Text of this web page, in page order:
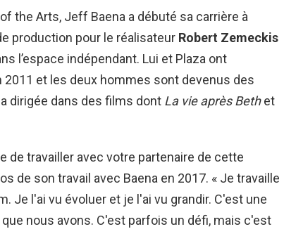
the Arts, Jeff Baena a débuté sa carrière à
production pour le réalisateur Robert Zemeckis
l’espace indépendant. Lui et Plaza ont
et les deux hommes sont devenus des
dirigée dans des films dont La vie après Bethet
de travailler avec votre partenaire de cette
de son travail avec Baena en 2017. « Je travaille
Je l'ai vu évoluer et je l'ai vu grandir. C'est une
nous avons. C'est parfois un défi, mais c'est